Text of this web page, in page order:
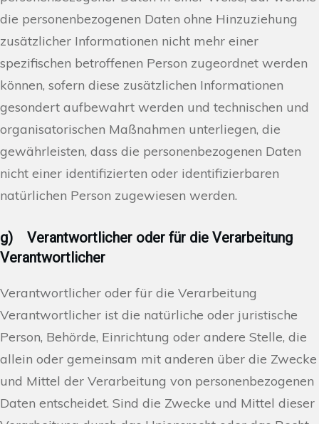
die personenbezogenen Daten ohne Hinzuziehung
zusätzlicher Informationen nicht mehr einer
spezifischen betroffenen Person zugeordnet werden
können, sofern diese zusätzlichen Informationen
gesondert aufbewahrt werden und technischen und
organisatorischen Maßnahmen unterliegen, die
gewährleisten, dass die personenbezogenen Daten
nicht einer identifizierten oder identifizierbaren
natürlichen Person zugewiesen werden.
g) Verantwortlicher oder für die Verarbeitung
Verantwortlicher
Verantwortlicher oder für die Verarbeitung
Verantwortlicher ist die natürliche oder juristische
Person, Behörde, Einrichtung oder andere Stelle, die
allein oder gemeinsam mit anderen über die Zwecke
und Mittel der Verarbeitung von personenbezogenen
Daten entscheidet. Sind die Zwecke und Mittel dieser